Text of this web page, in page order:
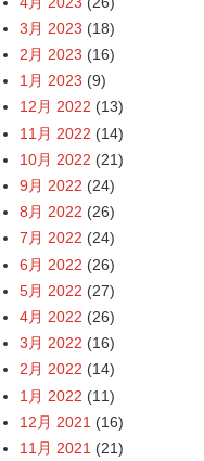
3月 2023 (18)
2月 2023 (16)
1月 2023 (9)
12月 2022 (13)
11月 2022 (14)
10月 2022 (21)
9月 2022 (24)
8月 2022 (26)
7月 2022 (24)
6月 2022 (26)
5月 2022 (27)
4月 2022 (26)
3月 2022 (16)
2月 2022 (14)
1月 2022 (11)
12月 2021 (16)
11月 2021 (21)